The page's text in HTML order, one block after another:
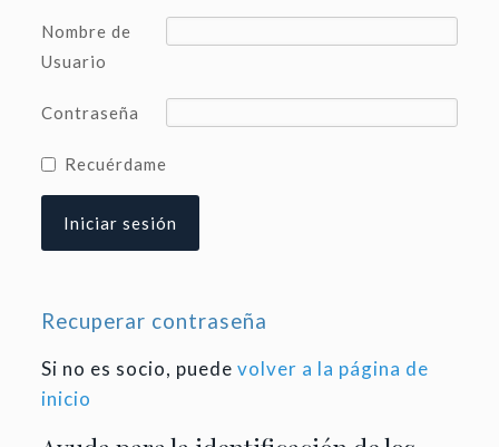
Nombre de
Usuario
Contraseña
Recuérdame
Recuperar contraseña
Si no es socio, puede volver a la página de
inicio